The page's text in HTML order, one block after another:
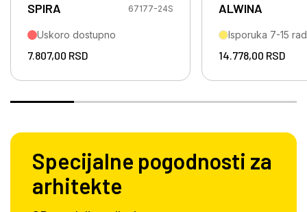
SPIRA 67177-24S
Uskoro dostupno
7.807,00 RSD
ALWINA
Isporuka 7-15
14.778,00 RSD
Specijalne pogodnosti za
arhitekte